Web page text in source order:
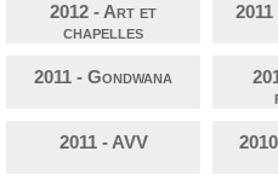
2012 - Art et
chapelles
2011 - Gondwana
2011 - AVV